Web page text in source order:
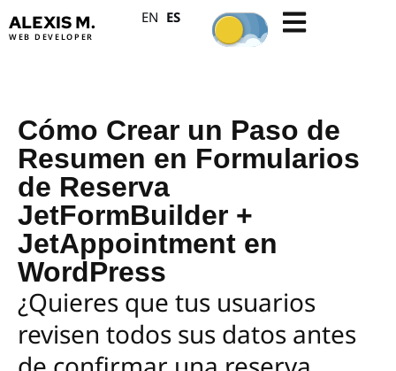
ALEXIS M.
WEB DEVELOPER
EN ES
Cómo Crear un Paso de
Resumen en Formularios
de Reserva
JetFormBuilder +
JetAppointment en
WordPress
¿Quieres que tus usuarios
revisen todos sus datos antes